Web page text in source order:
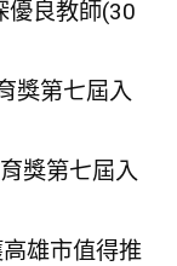
優良教師(30
獎第七屆入
獎第七屆入
雄市值得推